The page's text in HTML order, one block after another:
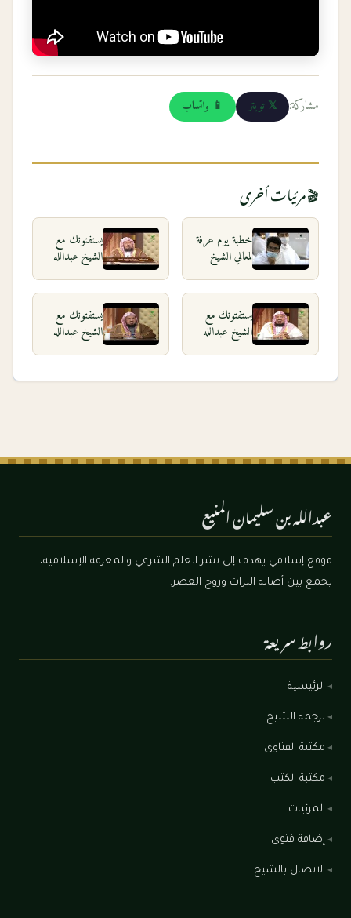
مشاركة: 𝕏 تويتر 📱 واتساب
🎬 مرئيات أخرى
خطبة يوم عرفة
لمعالي الشيخ
١٤٤١هـ من
مسجد نمرة
يستفتونك مع
الشيخ عبدالله
٢٧_١_١٤٤٠
يستفتونك مع
الشيخ عبدالله
يستفتونك مع
الشيخ عبدالله
عبدالله بن سليمان المنيع
موقع إسلامي يهدف إلى نشر العلم الشرعي والمعرفة الإسلامية،
يجمع بين أصالة التراث وروح العصر.
روابط سريعة
الرئيسية
ترجمة الشيخ
مكتبة الفتاوى
مكتبة الكتب
المرئيات
إضافة فتوى
الاتصال بالشيخ